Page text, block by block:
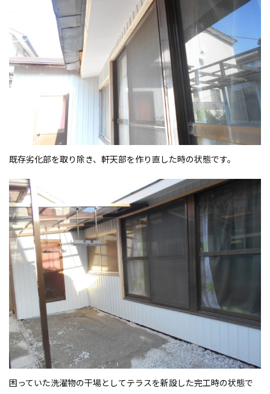
既存劣化部を取り除き、軒天部を作り直した時の状態です。
困っていた洗濯物の干場としてテラスを新設した完工時の状態で